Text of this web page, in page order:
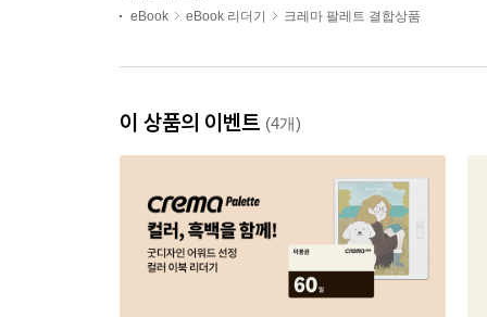
eBook eBook 리더기 크레마 팔레트 결합상품
이 상품의 이벤트 (4개)